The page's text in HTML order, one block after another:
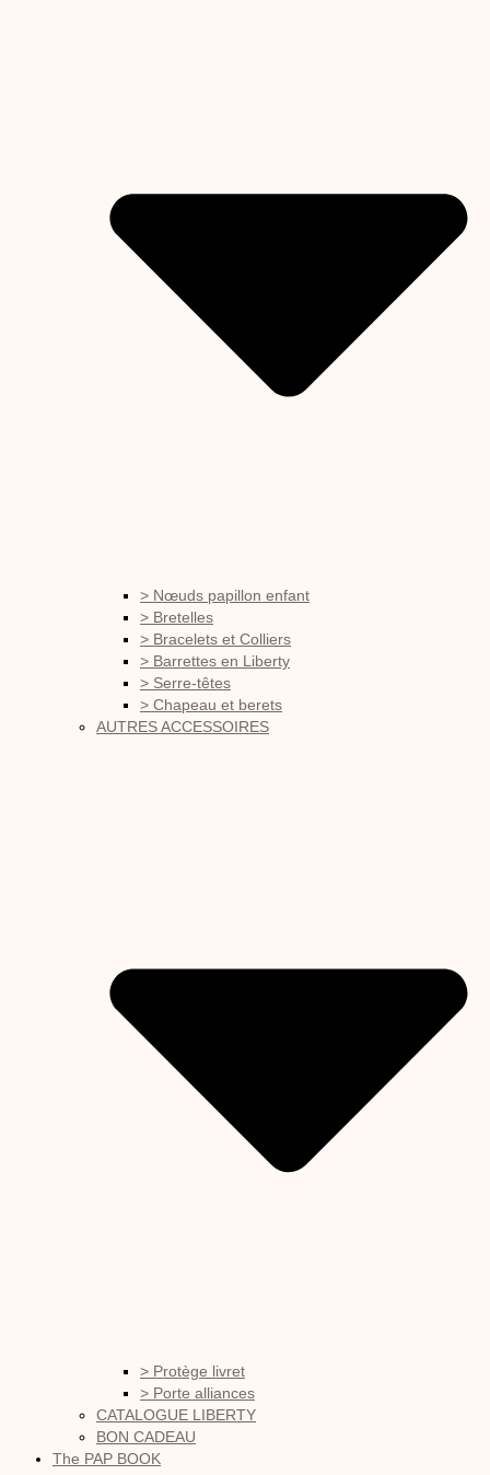
> Nœuds papillon enfant
> Bretelles
> Bracelets et Colliers
> Barrettes en Liberty
> Serre-têtes
> Chapeau et berets
AUTRES ACCESSOIRES
> Protège livret
> Porte alliances
CATALOGUE LIBERTY
BON CADEAU
The PAP BOOK